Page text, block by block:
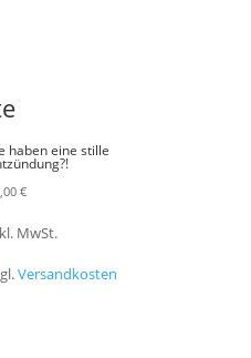
haben eine stille
€
MwSt.
Versandkosten